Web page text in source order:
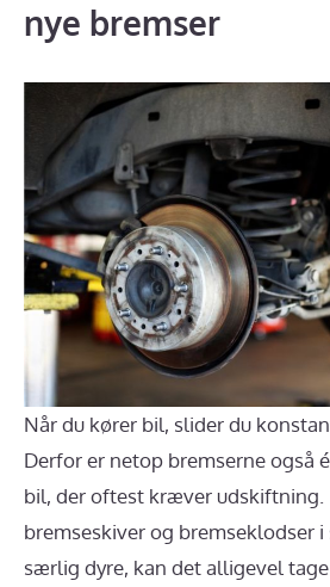
nye bremser
Når du kører bil, slider du
Derfor er netop bremserne også
bil, der oftest kræver
bremseskiver og bremseklodser i
særlig dyre, kan det alligevel